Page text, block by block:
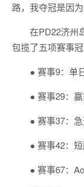
路，我夺冠是因
在PD22济州
包揽了五项赛事冠
● 赛事9：单
● 赛事29：
● 赛事37：
● 赛事42：
● 赛事67：